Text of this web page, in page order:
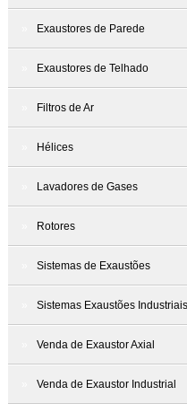
Exaustores de Parede
Exaustores de Telhado
Filtros de Ar
Hélices
Lavadores de Gases
Rotores
Sistemas de Exaustões
Sistemas Exaustões Industriais
Venda de Exaustor Axial
Venda de Exaustor Industrial